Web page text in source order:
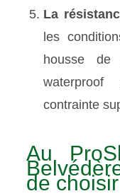
La
les
housse
contrainte
Au
de choisir